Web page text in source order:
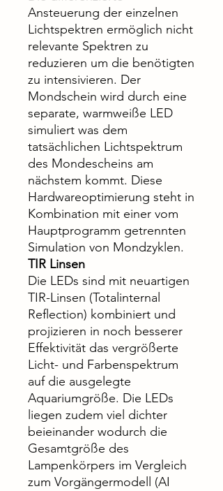
Ansteuerung der einzelnen
Lichtspektren ermöglich nicht
relevante Spektren zu
reduzieren um die benötigten
zu intensivieren. Der
Mondschein wird durch eine
separate, warmweiße LED
simuliert was dem
tatsächlichen Lichtspektrum
des Mondescheins am
nächstem kommt. Diese
Hardwareoptimierung steht in
Kombination mit einer vom
Hauptprogramm getrennten
Simulation von Mondzyklen.
TIR Linsen
Die LEDs sind mit neuartigen
TIR-Linsen (Totalinternal
Reflection) kombiniert und
projizieren in noch besserer
Effektivität das vergrößerte
Licht- und Farbenspektrum
auf die ausgelegte
Aquariumgröße. Die LEDs
liegen zudem viel dichter
beieinander wodurch die
Gesamtgröße des
Lampenkörpers im Vergleich
zum Vorgängermodell (AI